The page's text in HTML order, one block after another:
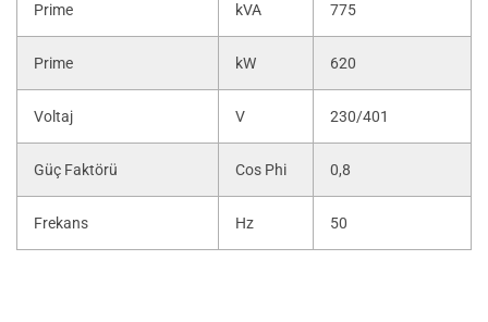
Prime kVA 775
Prime kW 620
Voltaj V 230/401
Güç Faktörü Cos Phi 0,8
Frekans Hz 50